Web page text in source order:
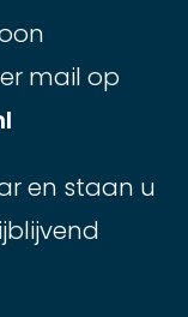
mail op
en staan u